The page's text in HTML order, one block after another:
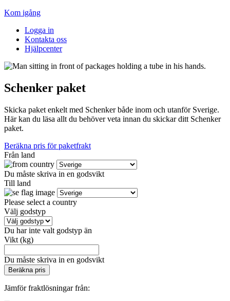
Kom igång
Logga in
Kontakta oss
Hjälpcenter
Schenker paket
Skicka paket enkelt med Schenker både inom och utanför Sverige.
Här kan du läsa allt du behöver veta innan du skickar ditt Schenker
paket.
Beräkna pris för paketfrakt
Från land
Du måste skriva in en godsvikt
Till land
Please select a country
Välj godstyp
Du har inte valt godstyp än
Vikt (kg)
Du måste skriva in en godsvikt
Beräkna pris
Jämför fraktlösningar från: